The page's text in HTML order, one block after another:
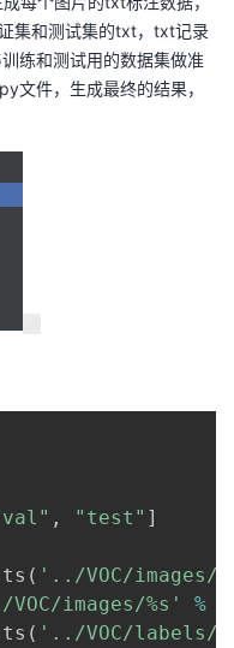
集和测试集的txt，txt记录
练和测试用的数据集做准
文件，生成最终的结果，
, "test" ]
( '../VOC/images/
images/%s' %
( '../VOC/labels/